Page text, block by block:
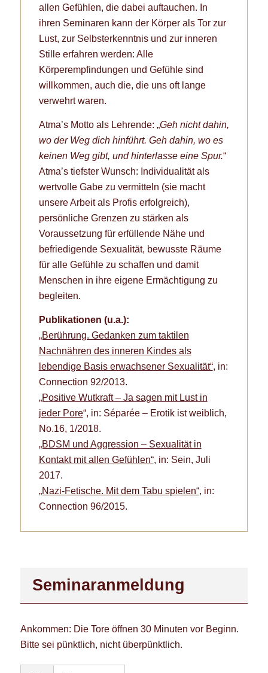
allen Gefühlen, die dabei auftauchen. In
ihren Seminaren kann der Körper als Tor zur
Lust, zur Selbsterkenntnis und zur inneren
Stille erfahren werden: Alle
Körperempfindungen und Gefühle sind
willkommen, auch die, die uns oft lange
verwehrt waren.
Atma’s Motto als Lehrende: „Geh nicht dahin,
wo der Weg dich hinführt. Geh dahin, wo es
keinen Weg gibt, und hinterlasse eine Spur.“
Atma’s tiefster Wunsch: Individualität als
wertvolle Gabe zu vermitteln (sie macht
unsere Arbeit als Profis erfolgreich),
persönliche Grenzen zu stärken als
Voraussetzung für erfüllende Nähe und
befriedigende Sexualität, bewusste Räume
für alle Gefühle zu schaffen und damit
Menschen in ihre eigene Ermächtigung zu
begleiten.
Publikationen (u.a.):
„Berührung. Gedanken zum taktilen
Nachnähren des inneren Kindes als
lebendige Basis erwachsener Sexualität“, in:
Connection 92/2013.
„Positive Wutkraft – Ja sagen mit Lust in
jeder Pore“, in: Séparée – Erotik ist weiblich,
No.16, 1/2018.
„BDSM und Aggression – Sexualität in
Kontakt mit allen Gefühlen“, in: Sein, Juli
2017.
„Nazi-Fetische. Mit dem Tabu spielen“, in:
Connection 96/2015.
Seminaranmeldung
Ankommen: Die Tore öffnen 30 Minuten vor Beginn.
Bitte sei pünktlich, nicht überpünktlich.